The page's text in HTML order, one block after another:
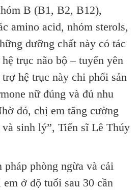
B (B1, B2, B12),
amino acid, nhóm sterols,
dưỡng chất này có tác
trục não bộ – tuyến yên
hệ trục này chi phối sản
nữ đúng và đủ nhu
đó, chị em tăng cường
và sinh lý”, Tiến sĩ Lê Thúy
pháp phòng ngừa và cải
ở độ tuổi sau 30 cần